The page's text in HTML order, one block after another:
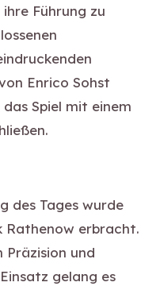
Führung zu
Enrico Sohst
Spiel mit einem
des Tages wurde
Rathenow erbracht.
Präzision und
gelang es